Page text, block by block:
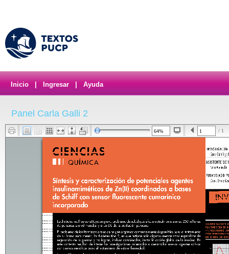
Inicio Ingresar Ayuda
Panel Carla Galli 2
/ 1